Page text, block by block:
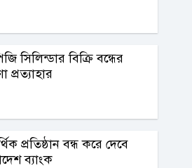
সিলিন্ডার বিক্রি বন্ধের
প্রত্যাহার
প্রতিষ্ঠান বন্ধ করে দেবে
ব্যাংক